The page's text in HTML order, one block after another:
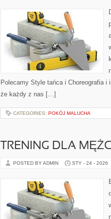
Polecamy Style tańca i Choreografia i
że każdy z nas […]
CATEGORIES: POKÓJ MALUCHA
TRENING DLA
POSTED BY ADMIN STY - 24 - 2026